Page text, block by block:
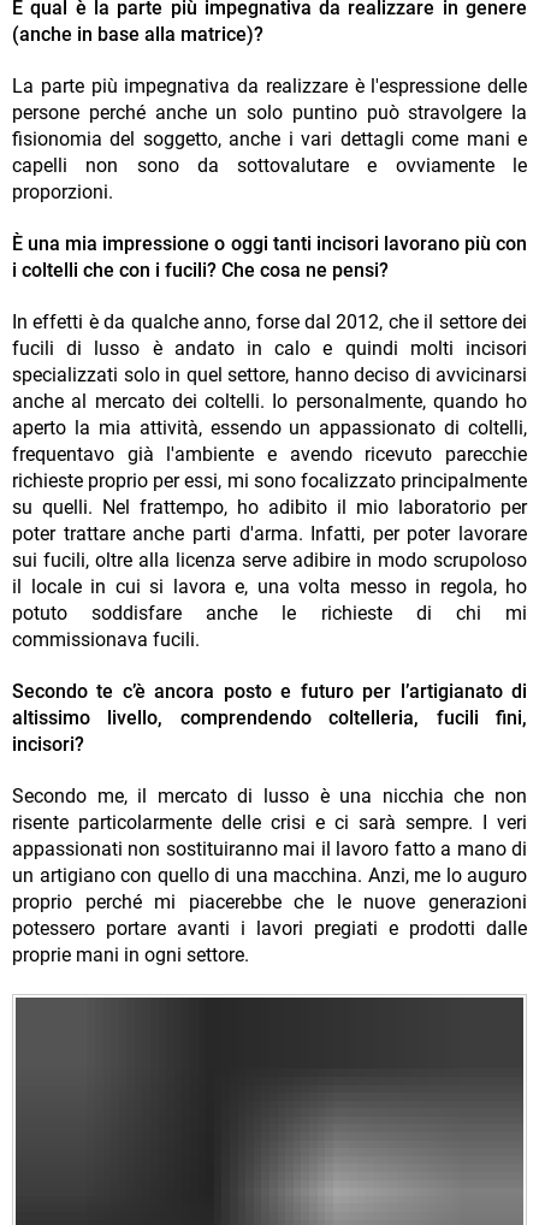
E qual è la parte più impegnativa da realizzare in genere
(anche in base alla matrice)?
La parte più impegnativa da realizzare è l'espressione delle
persone perché anche un solo puntino può stravolgere la
fisionomia del soggetto, anche i vari dettagli come mani e
capelli non sono da sottovalutare e ovviamente le
proporzioni.
È una mia impressione o oggi tanti incisori lavorano più con
i coltelli che con i fucili? Che cosa ne pensi?
In effetti è da qualche anno, forse dal 2012, che il settore dei
fucili di lusso è andato in calo e quindi molti incisori
specializzati solo in quel settore, hanno deciso di avvicinarsi
anche al mercato dei coltelli. Io personalmente, quando ho
aperto la mia attività, essendo un appassionato di coltelli,
frequentavo già l'ambiente e avendo ricevuto parecchie
richieste proprio per essi, mi sono focalizzato principalmente
su quelli. Nel frattempo, ho adibito il mio laboratorio per
poter trattare anche parti d'arma. Infatti, per poter lavorare
sui fucili, oltre alla licenza serve adibire in modo scrupoloso
il locale in cui si lavora e, una volta messo in regola, ho
potuto soddisfare anche le richieste di chi mi
commissionava fucili.
Secondo te c’è ancora posto e futuro per l’artigianato di
altissimo livello, comprendendo coltelleria, fucili fini,
incisori?
Secondo me, il mercato di lusso è una nicchia che non
risente particolarmente delle crisi e ci sarà sempre. I veri
appassionati non sostituiranno mai il lavoro fatto a mano di
un artigiano con quello di una macchina. Anzi, me lo auguro
proprio perché mi piacerebbe che le nuove generazioni
potessero portare avanti i lavori pregiati e prodotti dalle
proprie mani in ogni settore.